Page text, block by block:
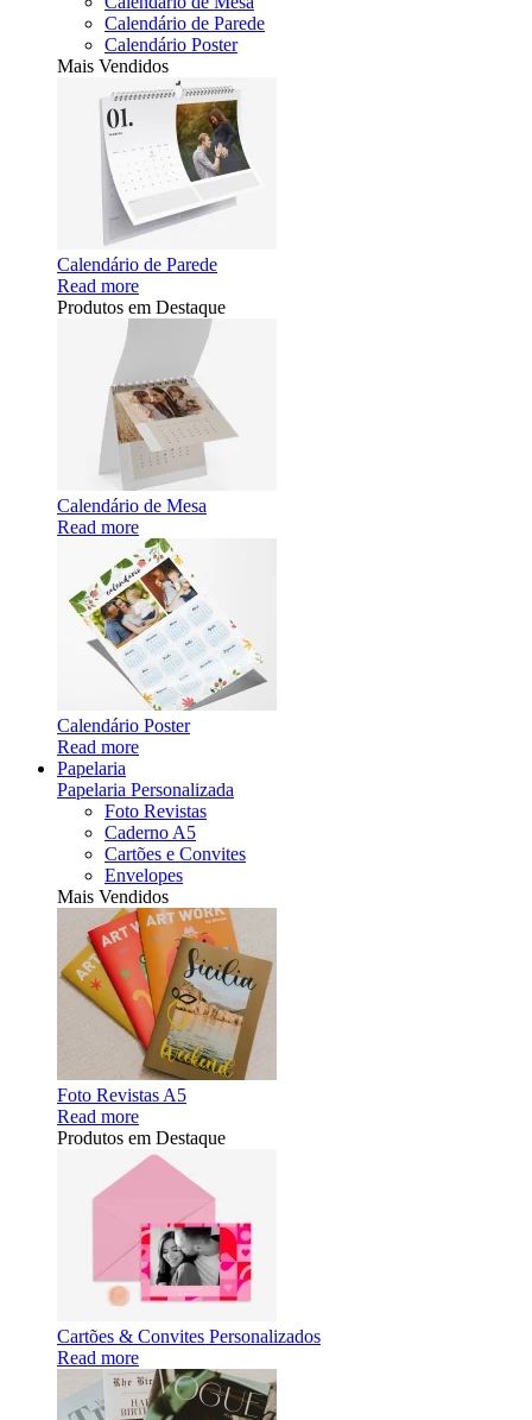
Calendário de Parede
Calendário Poster
Mais Vendidos
Calendário de Parede
Read more
Produtos em Destaque
Calendário de Mesa
Read more
Calendário Poster
Read more
Papelaria
Papelaria Personalizada
Foto Revistas
Caderno A5
Cartões e Convites
Envelopes
Mais Vendidos
Foto Revistas A5
Read more
Produtos em Destaque
Cartões & Convites Personalizados
Read more